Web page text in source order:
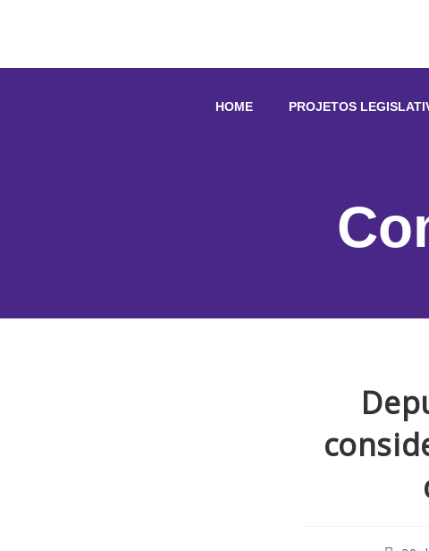
HOME PROJETOS